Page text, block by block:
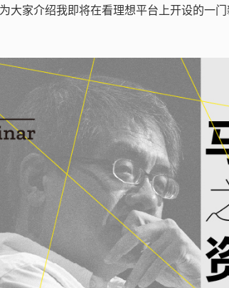
大家介绍我即将在看理想平台上开设的一